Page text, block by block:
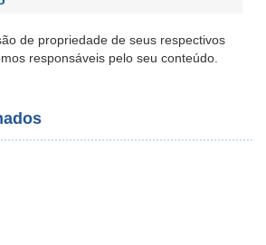
de propriedade de seus respectivos
responsáveis pelo seu conteúdo.